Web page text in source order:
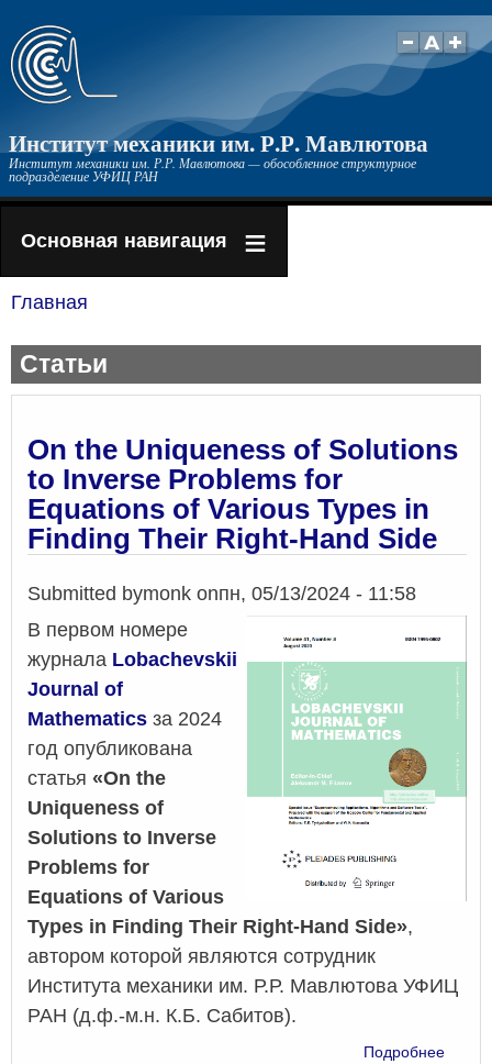
Перейти
основному
Институт механики им. Р.Р. Мавлютова
Институт механики им. Р.Р. Мавлютова — обособленное структурное
подразделение УФИЦ РАН
Основная навигация
навигации
Главная
Статьи
On the Uniqueness of Solutions
to Inverse Problems for
Equations of Various Types in
Finding Their Right-Hand Side
Submitted bymonk onпн, 05/13/2024 - 11:58
В первом номере
журнала Lobachevskii
Journal of
Mathematics за 2024
год опубликована
статья «On the
Uniqueness of
Solutions to Inverse
Problems for
Equations of Various
Types in Finding Their Right-Hand Side»,
автором которой являются сотрудник
Института механики им. Р.Р. Мавлютова УФИЦ
РАН (д.ф.-м.н. К.Б. Сабитов).
Подробнее